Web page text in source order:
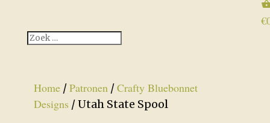
€
Home/Patronen/Crafty Bluebonnet
Designs / Utah State Spool